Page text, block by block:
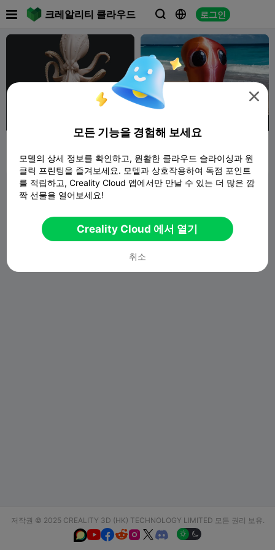
크레알리티 클라우드   로그인
 
3DprintingReal
ms
 41 177
Baby Octopus ( No Support
3DJPDESIGNS 5
저작권 © 2025 CREALITY 3D (HK) TECHNOLOGY LIMITED 모든 권리 보유.
  

모든 기능을 경험해 보세요
모델의 상세 정보를 확인하고, 원활한 클라우드 슬라이싱과 원
클릭 프린팅을 즐겨보세요. 모델과 상호작용하여 독점 포인트
를 적립하고, Creality Cloud 앱에서만 만날 수 있는 더 많은 깜
짝 선물을 열어보세요!
Creality Cloud 에서 열기
취소